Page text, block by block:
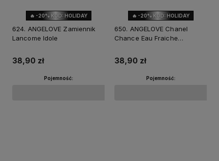
🔥 -20% KOD: HOLIDAY
624. ANGELOVE Zamiennik
Lancome Idole
38,90 zł
Pojemność:
🔥 -20% KOD: HOLIDAY
650. ANGELOVE Chanel
Chance Eau Fraiche
38,90 zł
Pojemność: